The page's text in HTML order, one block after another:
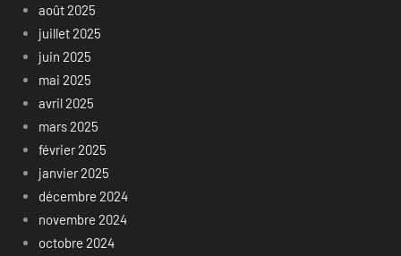
août 2025
juillet 2025
juin 2025
mai 2025
avril 2025
mars 2025
février 2025
janvier 2025
décembre 2024
novembre 2024
octobre 2024